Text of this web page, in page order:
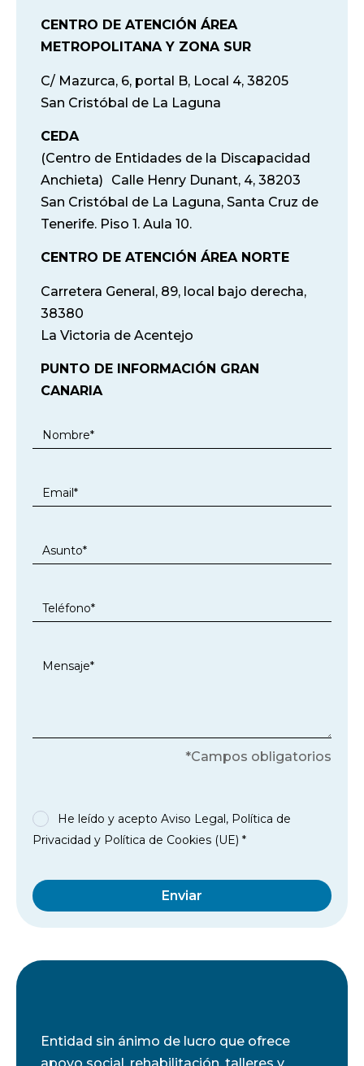
CENTRO DE ATENCIÓN ÁREA
METROPOLITANA Y ZONA SUR
C/ Mazurca, 6, portal B, Local 4, 38205
San Cristóbal de La Laguna
CEDA
(Centro de Entidades de la Discapacidad
Anchieta) Calle Henry Dunant, 4, 38203
San Cristóbal de La Laguna, Santa Cruz de
Tenerife. Piso 1. Aula 10.
CENTRO DE ATENCIÓN ÁREA NORTE
Carretera General, 89, local bajo derecha,
38380
La Victoria de Acentejo
PUNTO DE INFORMACIÓN GRAN
CANARIA
*Campos obligatorios
He leído y acepto Aviso Legal, Política de
Privacidad y Política de Cookies (UE) *
Enviar
Entidad sin ánimo de lucro que ofrece